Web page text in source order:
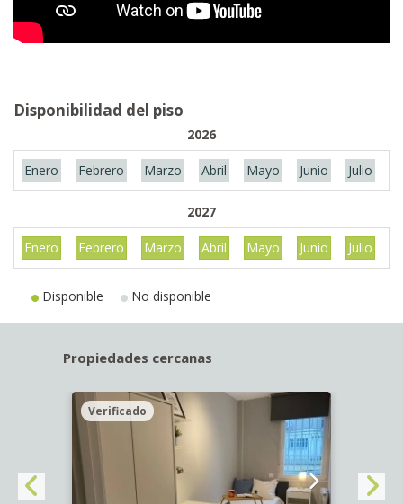
Disponibilidad del piso
2026
Enero Febrero Marzo Abril Mayo Junio Julio
2027
Enero Febrero Marzo Abril Mayo Junio Julio
Disponible No disponible
Propiedades cercanas
Verificado